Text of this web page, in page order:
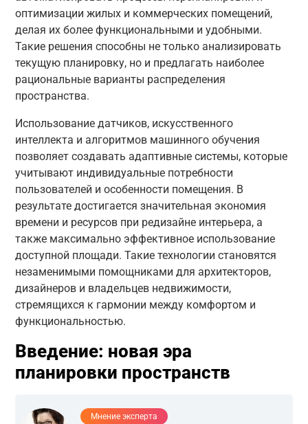
оптимизации жилых и коммерческих помещений,
делая их более функциональными и удобными.
Такие решения способны не только анализировать
текущую планировку, но и предлагать наиболее
рациональные варианты распределения
пространства.
Использование датчиков, искусственного
интеллекта и алгоритмов машинного обучения
позволяет создавать адаптивные системы, которые
учитывают индивидуальные потребности
пользователей и особенности помещения. В
результате достигается значительная экономия
времени и ресурсов при редизайне интерьера, а
также максимально эффективное использование
доступной площади. Такие технологии становятся
незаменимыми помощниками для архитекторов,
дизайнеров и владельцев недвижимости,
стремящихся к гармонии между комфортом и
функциональностью.
Введение: новая эра
планировки пространств
Мнение эксперта